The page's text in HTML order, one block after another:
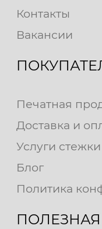
Контакты
Вакансии
Печатная
Доставка и
Услуги стежки
Блог
Политика